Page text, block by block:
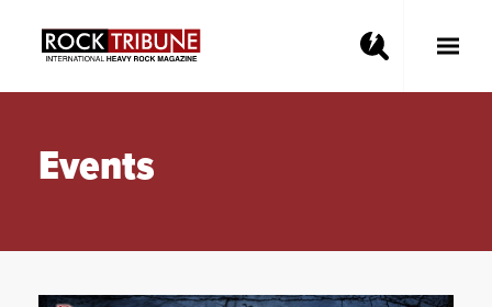
Toggle
Events